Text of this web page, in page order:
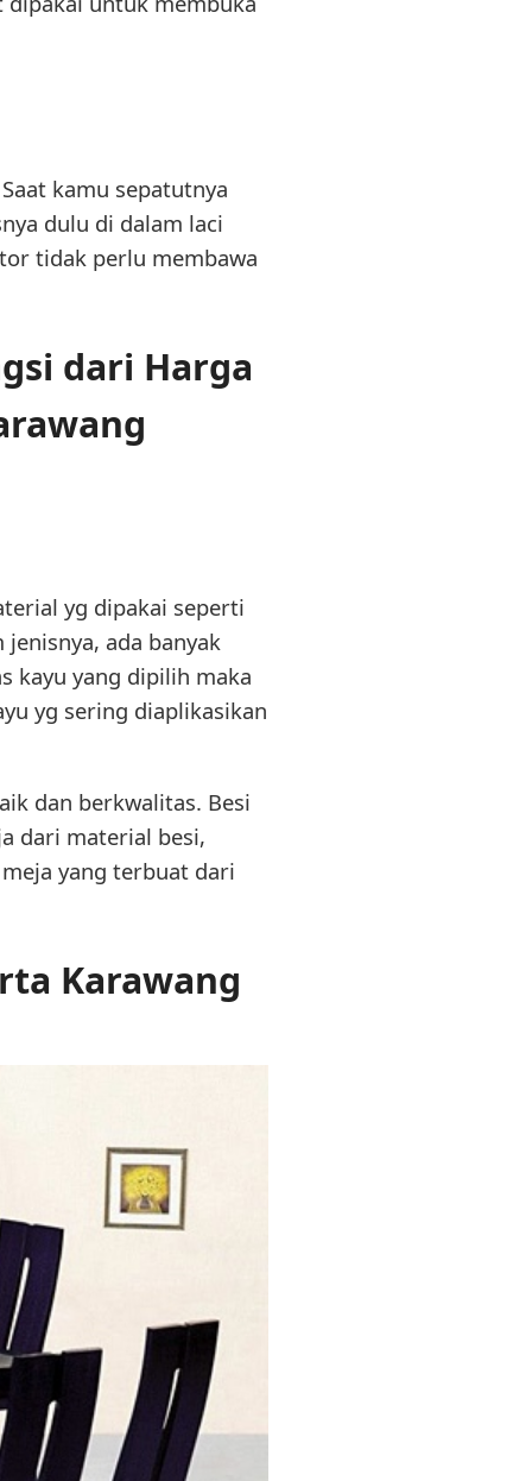
kamu sepatutnya
dulu di dalam laci
tidak perlu membawa
dari Harga
yg dipakai seperti
ada banyak
kayu yang dipilih maka
yg sering diaplikasikan
dan berkwalitas. Besi
dari material besi,
yang terbuat dari
Karawang